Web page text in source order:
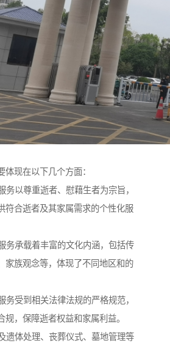
现在以下几个方面：
务以尊重逝者、慰藉生者为宗旨，
符合逝者及其家属需求的个性化服
务承载着丰富的文化内涵，包括传
家族观念等，体现了不同地区和的
务受到相关法律法规的严格规范，
规，保障逝者权益和家属利益。
遗体处理、丧葬仪式、墓地管理等